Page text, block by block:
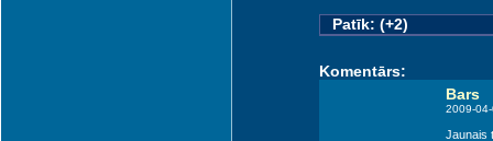
Patīk: (+2)
Komentārs:
Bars
2009-
Jaunais